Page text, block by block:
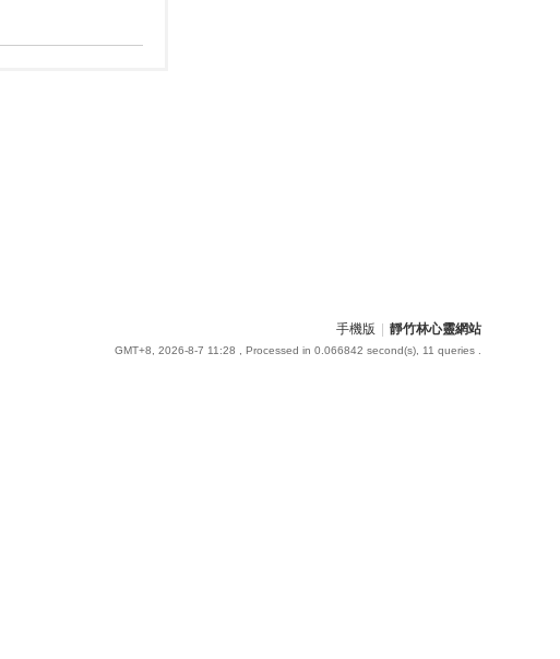
手機版 靜竹林心靈網站
GMT+8, 2026-8-7 11:28 , Processed in 0.066842 second(s), 11 queries .